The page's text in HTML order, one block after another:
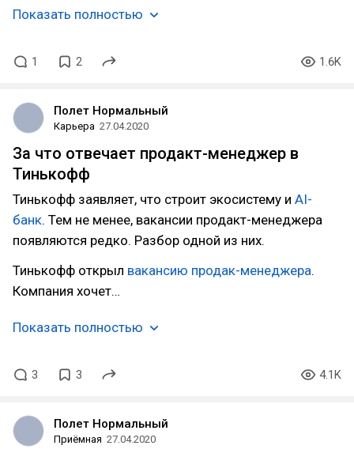
Показать полностью
1 2 1.6K
Полет Нормальный
Карьера 27.04.2020
За что отвечает продакт-менеджер в
Тинькофф
Тинькофф заявляет, что строит экосистему и AI-
банк. Тем не менее, вакансии продакт-менеджера
появляются редко. Разбор одной из них.
Тинькофф открыл вакансию продак-менеджера.
Компания хочет…
Показать полностью
3 3 4.1K
Полет Нормальный
Приёмная 27.04.2020